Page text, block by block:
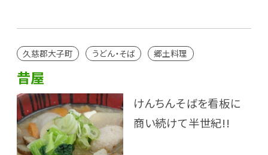
久慈郡大子町 うどん・そば 郷土料理
昔屋
けんちんそばを看板に
商い続けて半世紀!!